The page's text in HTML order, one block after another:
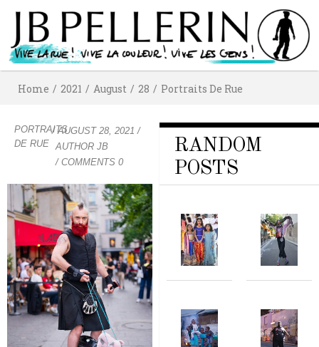
Home / 2021 / August / 28 / Portraits De Rue
PORTRAITS
DE RUE
/AUGUST 28, 2021 /
AUTHORJB
/ COMMENTS 0
RANDOM
POSTS